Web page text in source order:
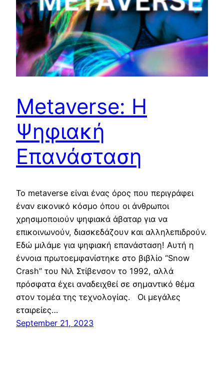
Metaverse: Η
Ψηφιακή
Επανάσταση
Το metaverse είναι ένας όρος που περιγράφει
έναν εικονικό κόσμο όπου οι άνθρωποι
χρησιμοποιούν ψηφιακά άβαταρ για να
επικοινωνούν, διασκεδάζουν και αλληλεπιδρούν.
Εδώ μιλάμε για ψηφιακή επανάσταση! Αυτή η
έννοια πρωτοεμφανίστηκε στο βιβλίο “Snow
Crash” του Νιλ Στίβενσον το 1992, αλλά
πρόσφατα έχει αναδειχθεί σε σημαντικό θέμα
στον τομέα της τεχνολογίας. Οι μεγάλες
εταιρείες…
September 21, 2023